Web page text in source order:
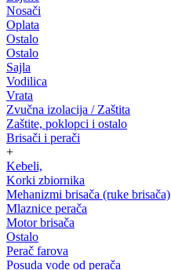
Nosači
Oplata
Ostalo
Ostalo
Sajla
Vodilica
Vrata
Zvučna izolacija / Zaštita
Zaštite, poklopci i ostalo
Brisači i perači
+
Kebeli,
Korki zbiornika
Mehanizmi brisača (ruke brisača)
Mlaznice perača
Motor brisača
Ostalo
Perač farova
Posuda vode od perača